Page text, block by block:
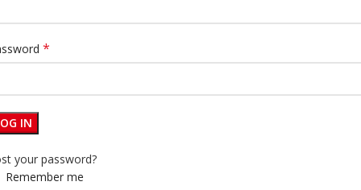
*
IN
your password?
Remember me